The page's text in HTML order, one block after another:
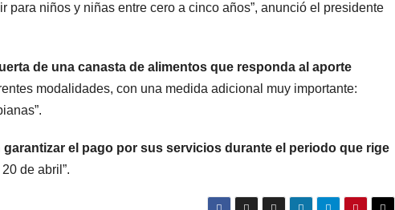
niños y niñas entre cero a cinco años”, anunció el presidente
de una canasta de alimentos que responda al aporte
modalidades, con una medida adicional muy importante:
el pago por sus servicios durante el periodo que rige
de abril”.